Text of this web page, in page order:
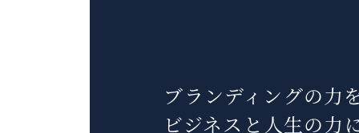
ブランディングの力
ビジネスと人生の力